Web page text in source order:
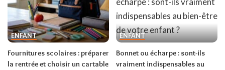
ENFANT
Fournitures scolaires : préparer
la rentrée et choisir un cartable
ENFANT
Bonnet ou écharpe : sont-ils
vraiment indispensables au